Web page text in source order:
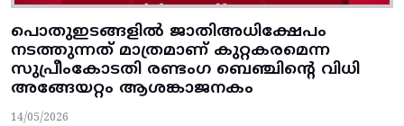
പൊതുഇടങ്ങളിൽ ജാതിഅധിക്ഷേപം
നടത്തുന്നത്‌ മാത്രമാണ്‌ കുറ്റകരമെന്ന
സുപ്രീംകോടതി രണ്ടംഗ ബെഞ്ചിന്റെ വിധി
അങ്ങേയറ്റം ആശങ്കാജനകം
14/05/2026